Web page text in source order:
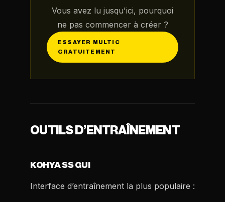
Vous avez lu jusqu'ici, pourquoi
ne pas commencer à créer ?
ESSAYER MULTIC
GRATUITEMENT
OUTILS D’ENTRAÎNEMENT
KOHYA SS GUI
Interface d’entraînement la plus populaire :